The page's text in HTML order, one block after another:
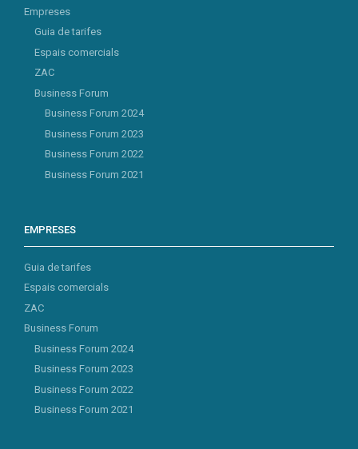
Empreses
Guia de tarifes
Espais comercials
ZAC
Business Forum
Business Forum 2024
Business Forum 2023
Business Forum 2022
Business Forum 2021
EMPRESES
Guia de tarifes
Espais comercials
ZAC
Business Forum
Business Forum 2024
Business Forum 2023
Business Forum 2022
Business Forum 2021